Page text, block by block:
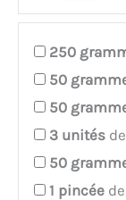
250
50
50
3 unités
50
1 pincée